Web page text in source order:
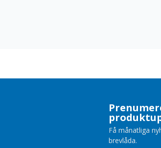
Få månatliga
brevlåda.